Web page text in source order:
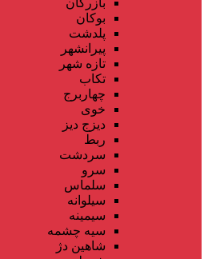
بوکان
پلدشت
پیرانشهر
تازه شهر
تکاب
چهاربرج
خوی
دیزج دیز
ربط
سردشت
سرو
سلماس
سیلوانه
سیمینه
سیه چشمه
شاهین دژ